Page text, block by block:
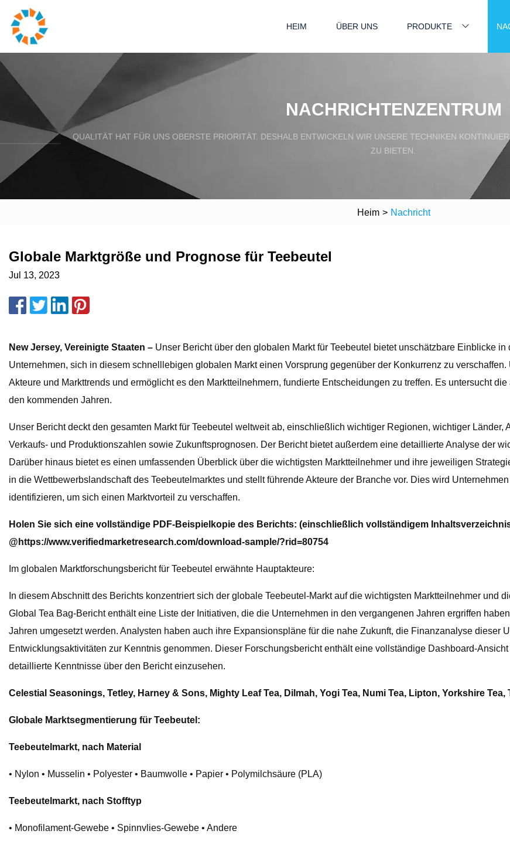
HEIM ÜBER UNS PRODUKTE
NACHRICHTENZENTRUM
QUALITÄT HAT FÜR UNS OBERSTE PRIORITÄT. DESHALB ENTWICKELN WIR UNSERE TECHNIKEN
ZU BIETEN.
Heim > Nachricht
Globale Marktgröße und Prognose für Teebeutel
Jul 13, 2023
New Jersey, Vereinigte Staaten – Unser Bericht über den globalen Markt für Teebeutel bietet unschätzbare Einblicke
Unternehmen, sich in diesem schnelllebigen globalen Markt einen Vorsprung gegenüber der Konkurrenz zu
Akteure und Markttrends und ermöglicht es den Marktteilnehmern, fundierte Entscheidungen zu treffen. Es untersucht
den kommenden Jahren.
Unser Bericht deckt den gesamten Markt für Teebeutel weltweit ab, einschließlich wichtiger Regionen, wichtiger Länder,
Verkaufs- und Produktionszahlen sowie Zukunftsprognosen. Der Bericht bietet außerdem eine detaillierte Analyse der
Darüber hinaus bietet es einen umfassenden Überblick über die wichtigsten Marktteilnehmer und ihre jeweiligen
in die Wettbewerbslandschaft des Teebeutelmarktes und stellt führende Akteure der Branche vor. Dies wird
identifizieren, um sich einen Marktvorteil zu verschaffen.
Holen Sie sich eine vollständige PDF-Beispielkopie des Berichts: (einschließlich vollständigem
@ https://www.verifiedmarketresearch.com/download-sample/?rid=80754
Im globalen Marktforschungsbericht für Teebeutel erwähnte Hauptakteure:
In diesem Abschnitt des Berichts konzentriert sich der globale Teebeutel-Markt auf die wichtigsten Marktteilnehmer und
Global Tea Bag-Bericht enthält eine Liste der Initiativen, die die Unternehmen in den vergangenen Jahren ergriffen
Jahren umgesetzt werden. Analysten haben auch ihre Expansionspläne für die nahe Zukunft, die Finanzanalyse dieser
Entwicklungsaktivitäten zur Kenntnis genommen. Dieser Forschungsbericht enthält eine vollständige Dashboard-
detaillierte Kenntnisse über den Bericht einzusehen.
Celestial Seasonings, Tetley, Harney & Sons, Mighty Leaf Tea, Dilmah, Yogi Tea, Numi Tea, Lipton, Yorkshire Tea,
Globale Marktsegmentierung für Teebeutel:
Teebeutelmarkt, nach Material
• Nylon • Musselin • Polyester • Baumwolle • Papier • Polymilchsäure (PLA)
Teebeutelmarkt, nach Stofftyp
• Monofilament-Gewebe • Spinnvlies-Gewebe • Andere